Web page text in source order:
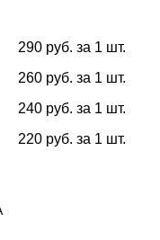
290 руб. за 1 шт.
260 руб. за 1 шт.
240 руб. за 1 шт.
220 руб. за 1 шт.